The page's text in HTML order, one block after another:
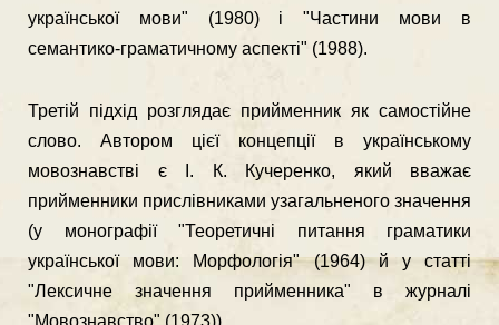
укра­їнської мови" (1980) і "Частини мови в
семантико-граматичному аспекті" (1988).
Третій підхід розглядає прийменник як самостійне
слово. Авто­ром цієї концепції в українському
мовознавстві є І. К. Кучеренко, який вважає
прийменники прислівниками узагальненого значення
(у монографії "Теоретичні питання граматики
української мови: Мор­фологія" (1964) й у статті
"Лексичне значення прийменника" в журналі